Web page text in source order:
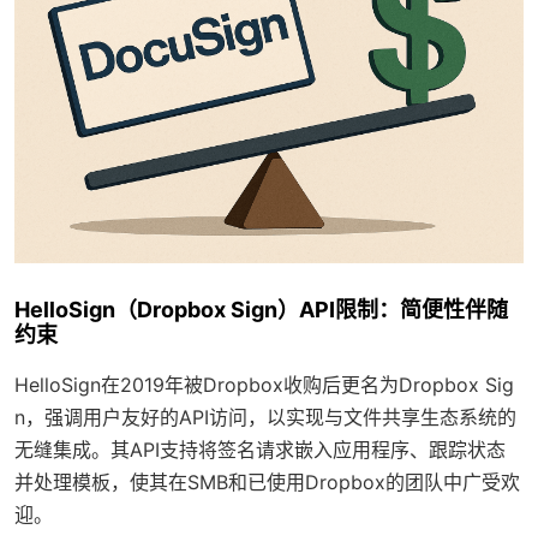
HelloSign（Dropbox Sign）API限制：简便性伴随
约束
HelloSign在2019年被Dropbox收购后更名为Dropbox Sig
n，强调用户友好的API访问，以实现与文件共享生态系统的
无缝集成。其API支持将签名请求嵌入应用程序、跟踪状态
并处理模板，使其在SMB和已使用Dropbox的团队中广受欢
迎。